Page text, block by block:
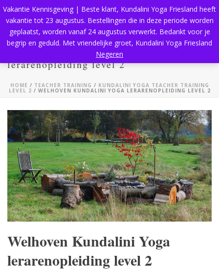
Welhoven Kundalini Yoga
lerarenopleiding level 2
HOME / TEACHER TRAINING / KUNDALINI YOGA TEACHER TRAINING
LEVEL 2 / WELHOVEN KUNDALINI YOGA LERARENOPLEIDING LEVEL 2
Welhoven Kundalini Yoga
lerarenopleiding level 2
Vakantie Kennisgeving | Beste klant, Kundalini Yoga Friesland heeft
vakantie tot 23 augustus. Bestellingen die in deze periode worden
geplaatst, worden vanaf 24 augustus verwerkt. Bedankt voor je
begrip en geduld. Met vriendelijke groet, Kundalini Yoga Friesland
Negeren